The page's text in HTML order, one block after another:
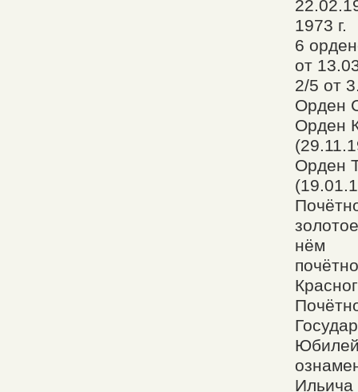
1973 г.
6
от
2/5 от
Орден
Орден
Орден
нём